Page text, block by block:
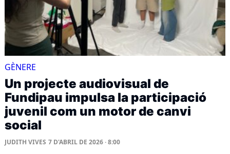
GÈNERE
Un projecte audiovisual de
Fundipau impulsa la participació
juvenil com un motor de canvi
social
JUDITH VIVES 7 D'ABRIL DE 2026 · 8:00